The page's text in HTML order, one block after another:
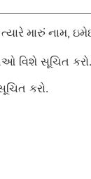
મારું નામ,
વિશે સૂચિત કરો.
કરો.